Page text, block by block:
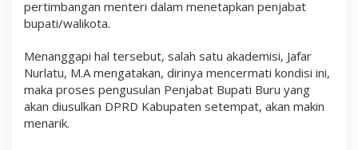
pertimbangan menteri dalam menetapkan penjabat
bupati/walikota.
Menanggapi hal tersebut, salah satu akademisi, Jafar
Nurlatu, M.A mengatakan, dirinya mencermati kondisi ini,
maka proses pengusulan Penjabat Bupati Buru yang
akan diusulkan DPRD Kabupaten setempat, akan makin
menarik.